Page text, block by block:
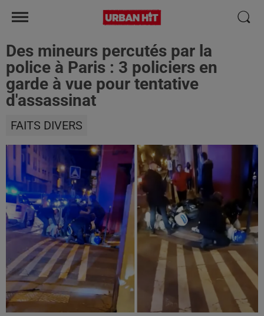
Des mineurs percutés par la
police à Paris : 3 policiers en
garde à vue pour tentative
d'assassinat
FAITS DIVERS